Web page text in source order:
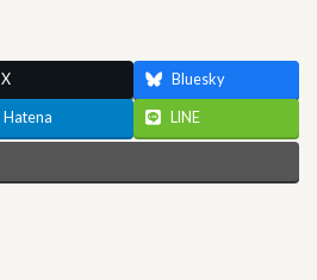
X Bluesky
Hatena LINE